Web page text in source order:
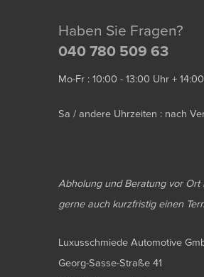
Haben Sie Fragen?
040 780 509 63
Mo-Fr : 10:00 - 13:00 Uhr +
Sa / andere Uhrzeiten : nach
Abholung und Beratung vor Ort
gerne auch kurzfristig einen
Luxusschmiede Automotive
Georg-Sasse-Straße 41